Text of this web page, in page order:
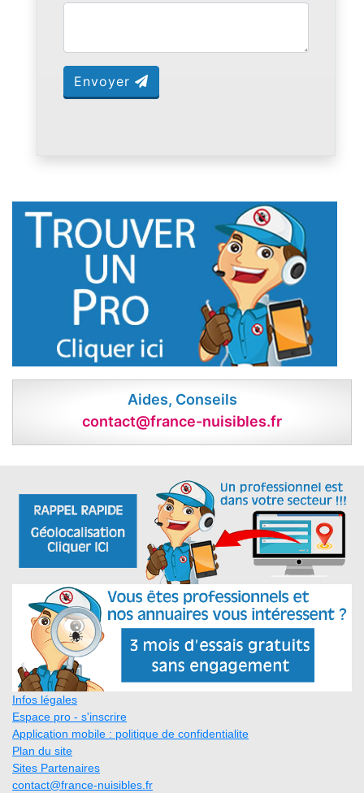
Envoyer
Aides, Conseils
contact@france-nuisibles.fr
Infos légales
Espace pro - s'inscrire
Application mobile : politique de confidentialite
Plan du site
Sites Partenaires
contact@france-nuisibles.fr